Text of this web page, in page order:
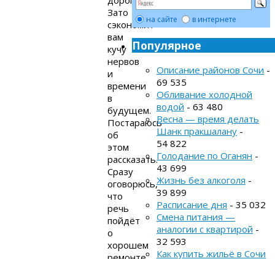
Зато
сэкономит
вам
кучу
нервов
и
времени
в
будущем.
Постараюсь
об
этом
рассказать.
Сразу
оговорюсь,
что
речь
пойдёт
о
хорошем
на сайте в интернете
Популярное
Описание районов Сочи -
69 535
Обливание холодной
водой - 63 480
Весна — время делать
Шанк пракшалану -
54 822
Голодание по Оганян -
43 699
Жизнь без алкоголя -
39 899
Расписание дня - 35 032
Смена питания —
аналогии с квартирой -
32 593
Как купить жильё в Сочи